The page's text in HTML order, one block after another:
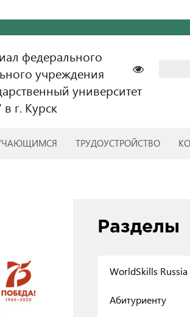
федерального
учреждения
университет
г. Курск
ТРУДОУСТРОЙСТВО
Разделы
WorldSkills Russia
Абитуриенту